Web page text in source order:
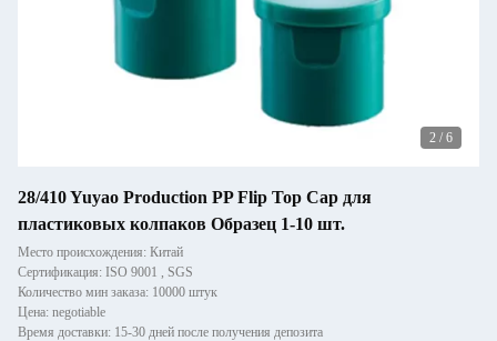
2 / 6
28/410 Yuyao Production PP Flip Top Cap для
пластиковых колпаков Образец 1-10 шт.
Место происхождения: Китай
Сертификация: ISO 9001 , SGS
Количество мин заказа: 10000 штук
Цена: negotiable
Время доставки: 15-30 дней после получения депозита